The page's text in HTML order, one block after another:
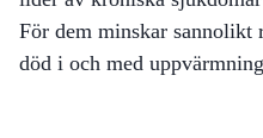
För dem minskar sannolikt
död i och med